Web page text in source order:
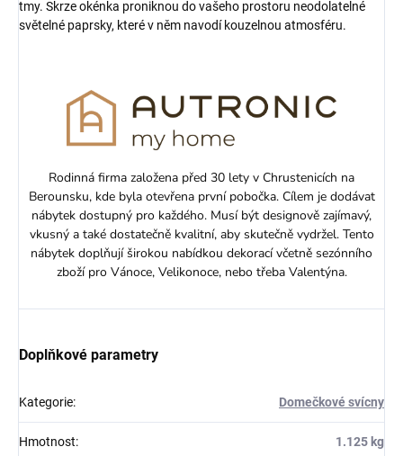
tmy. Skrze okénka proniknou do vašeho prostoru neodolatelné
světelné paprsky, které v něm navodí kouzelnou atmosféru.
Rodinná firma založena před 30 lety v Chrustenicích na
Berounsku, kde byla otevřena první pobočka. Cílem je dodávat
nábytek dostupný pro každého. Musí být designově zajímavý,
vkusný a také dostatečně kvalitní, aby skutečně vydržel. Tento
nábytek doplňují širokou nabídkou dekorací včetně sezónního
zboží pro Vánoce, Velikonoce, nebo třeba Valentýna.
Doplňkové parametry
Kategorie: Domečkové svícny
Hmotnost: 1.125 kg